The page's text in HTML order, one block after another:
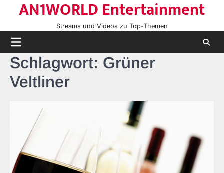
content
AN1WORLD Entertainment
Streams und Videos zu Top-Themen
Schlagwort: Grüner
Veltliner